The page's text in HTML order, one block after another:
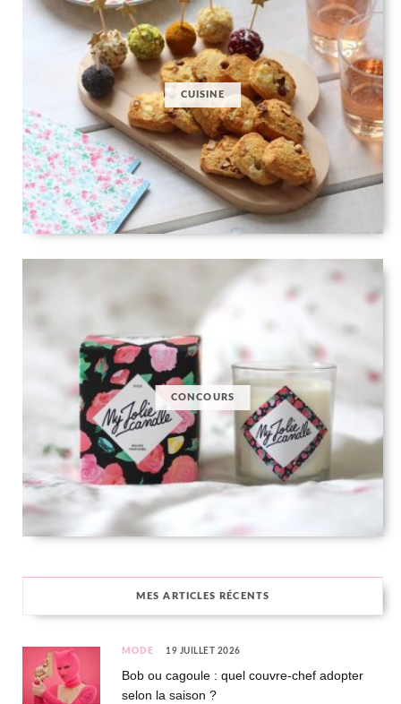
CUISINE
CONCOURS
MES ARTICLES RÉCENTS
MODE 19 JUILLET 2026
Bob ou cagoule : quel couvre-chef adopter
selon la saison ?